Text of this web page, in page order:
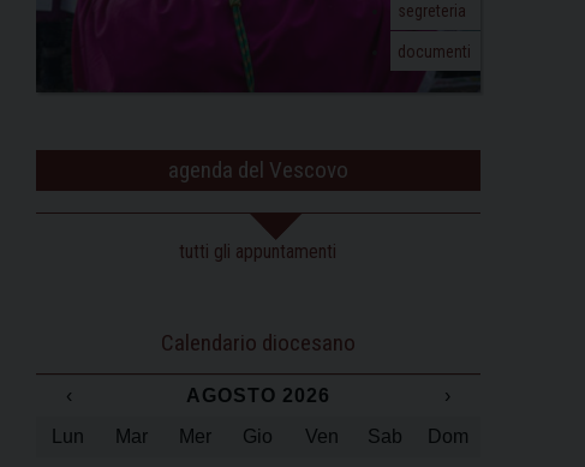
segreteria
documenti
agenda del Vescovo
tutti gli appuntamenti
Calendario diocesano
‹ AGOSTO 2026
›
Lun
Mar Mer Gio Ven Sab Dom